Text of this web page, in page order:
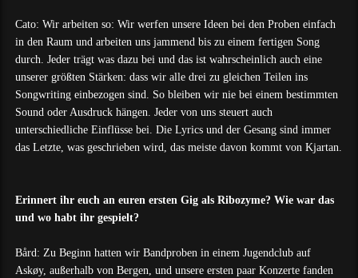
Cato: Wir arbeiten so: Wir werfen unsere Ideen bei den Proben einfach
in den Raum und arbeiten uns jammend bis zu einem fertigen Song
durch. Jeder trägt was dazu bei und das ist wahrscheinlich auch eine
unserer größten Stärken: dass wir alle drei zu gleichen Teilen ins
Songwriting einbezogen sind. So bleiben wir nie bei einem bestimmten
Sound oder Ausdruck hängen. Jeder von uns steuert auch
unterschiedliche Einflüsse bei. Die Lyrics und der Gesang sind immer
das Letzte, was geschrieben wird, das meiste davon kommt von Kjartan.
Erinnert ihr euch an euren ersten Gig als Ribozyme? Wie war das
und wo habt ihr gespielt?
Bård: Zu Beginn hatten wir Bandproben in einem Jugendclub auf
Askøy, außerhalb von Bergen, und unsere ersten paar Konzerte fanden